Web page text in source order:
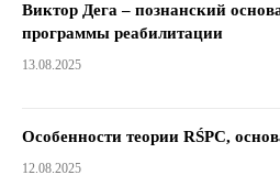
Виктор Дега – познанский
программы реабилитации
13.08.2025
Особенности теории RŚPC,
12.08.2025